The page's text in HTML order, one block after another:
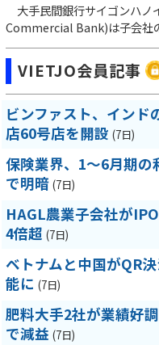
大手民間銀行サイゴンハ
Commercial Bank)は子会社
VIETJO会員記事
ビンファスト、イン
店60号店を開設 (7日)
保険業界、1～6月期
で明暗 (7日)
HAGL農業子会社が
4倍超 (7日)
ベトナムと中国がQR
能に (7日)
肥料大手2社が業績好
で減益 (7日)